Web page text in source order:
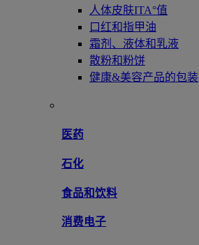
人体皮肤ITA°值
口红和指甲油
霜剂、液体和乳液
散粉和粉饼
健康&美容产品的包装
医药
石化
食品和饮料
消费电子